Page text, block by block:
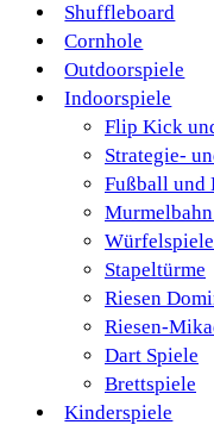
Shuffleboard
Cornhole
Outdoorspiele
Indoorspiele
Flip Kick
Strategie-
Fußball und
Stapeltürme
Riesen
Riesen-
Dart Spiele
Brettspiele
Kinderspiele